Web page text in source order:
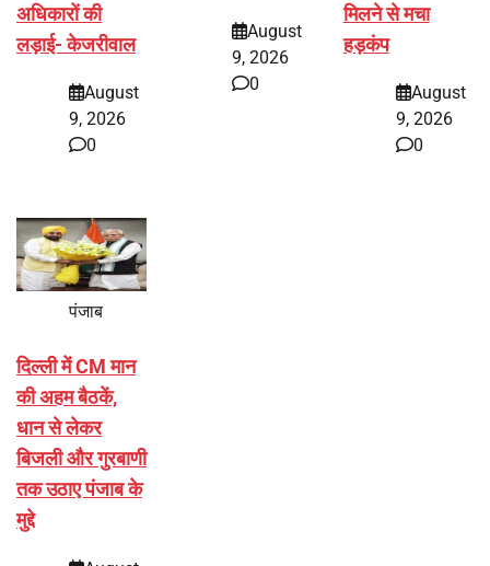
अधिकारों की
लड़ाई- केजरीवाल
August
9, 2026
0
August
9, 2026
0
मिलने से मचा
हड़कंप
August
9, 2026
0
पंजाब
दिल्ली में CM मान
की अहम बैठकें,
धान से लेकर
बिजली और गुरबाणी
तक उठाए पंजाब के
मुद्दे